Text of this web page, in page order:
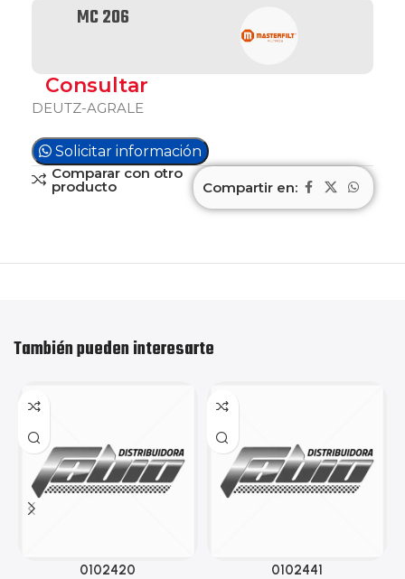
MC 206
Consultar
DEUTZ-AGRALE
Solicitar información
Comparar con otro
producto Compartir en:
También pueden interesarte
0102420 0102441